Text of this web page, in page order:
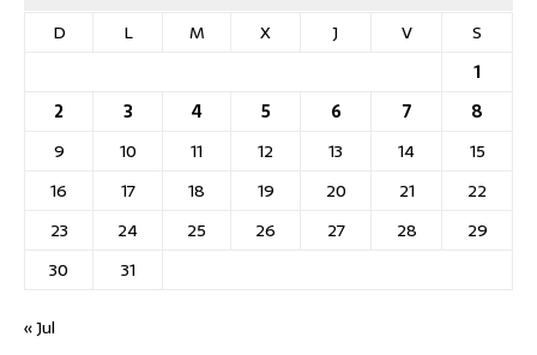
D
L M X J V
S
1
2
3 4 5 6 7
8
9
10 11 12 13 14
15
16
17 18 19 20 21
22
23
24 25 26 27 28
29
30
31
« Jul